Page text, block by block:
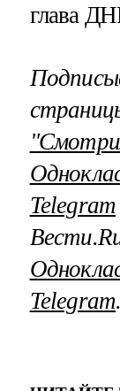
глава
Telegram
Telegram.